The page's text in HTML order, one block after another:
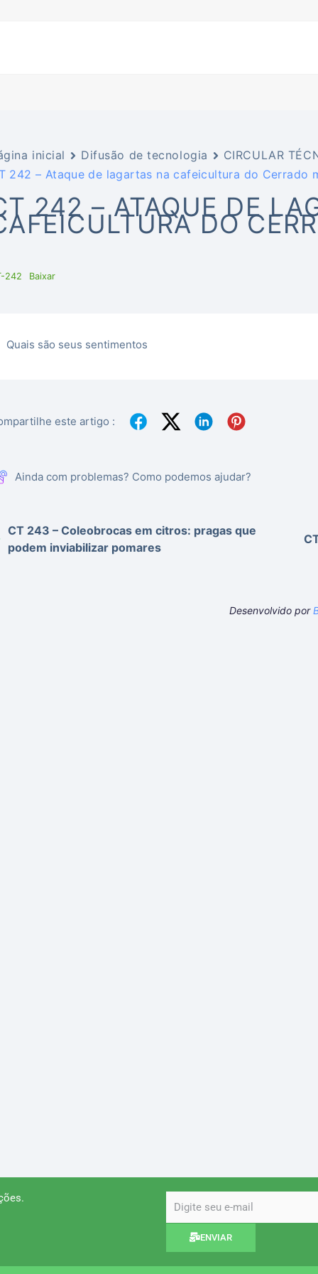
inicial Difusão de tecnologia
CIRCULAR
242 – Ataque de lagartas na cafeicultura do Cerrado
242 – ATAQUE DE
DO
242 Baixar
Quais são seus sentimentos
este artigo :
Ainda com problemas? Como podemos ajudar?
CT 243 – Coleobrocas em citros: pragas que
podem inviabilizar pomares
Desenvolvido por
ENVIAR